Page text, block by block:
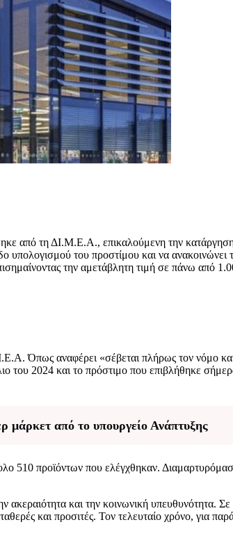
από τη ΔΙ.Μ.Ε.Α., επικαλούμενη την
υπολογισμού του προστίμου και να
την αμετάβλητη τιμή σε πάνω από
Όπως αναφέρει «σέβεται πλήρως τον νόμο
2024 και το πρόστιμο που επιβλήθηκε
μάρκετ από το υπουργείο Ανάπτυξης
προϊόντων που ελέγχθηκαν.
και την κοινωνική υπευθυνότητα.
και προσιτές. Τον τελευταίο χρόνο, για